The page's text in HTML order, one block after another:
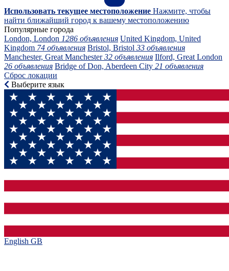
Использовать текущее местоположение Нажмите, чтобы
найти ближайший город к вашему местоположению
Популярные города
London, London 1286 объявления United Kingdom, United
Kingdom 74 объявления Bristol, Bristol 33 объявления
Manchester, Great Manchester32 объявления Ilford, Great London
26 объявления Bridge of Don, Aberdeen City 21 объявления
Сброс локации
Выберите язык
English GB‎